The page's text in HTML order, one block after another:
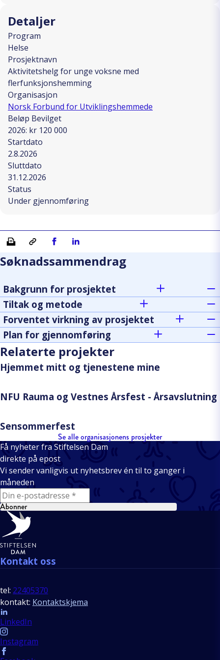
Detaljer
Program
Helse
Prosjektnavn
Aktivitetshelg for unge voksne med
flerfunksjonshemming
Organisasjon
Norsk Forbund for Utviklingshemmede
Beløp Bevilget
2026: kr 120 000
Startdato
2.8.2026
Sluttdato
31.12.2026
Status
Under gjennomføring
Skriv ut Kopiera länkDel på Facebook
Del på Linkedin
Søknadssammendrag
Bakgrunn for prosjektet
Tiltak og metode
Forventet virkning av prosjektet
Plan for gjennomføring
Relaterte projekter
Hjemmet mitt og tjenestene mine
NFU Rauma og Vestnes Årsfest - Årsavslutning
Sensommerfest
Se alle organisasjonens prosjekter
Få nyheter fra Stiftelsen Dam
direkte på epost
Vi sender vanligvis ut nyhetsbrev én til to ganger i
måneden
E-mail
Abonner
Bunntekst
Kontakt oss
tel: 22405370
kontakt: Kontaktskjema
Follow us
LinkedIn
Instagram